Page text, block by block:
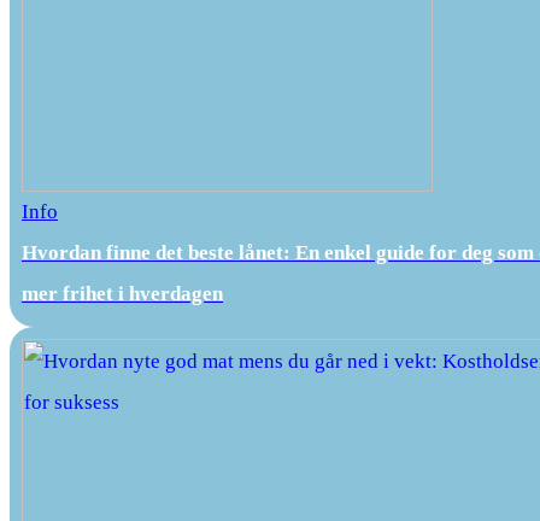
Info
Hvordan finne det beste lånet: En enkel guide for deg som
mer frihet i hverdagen